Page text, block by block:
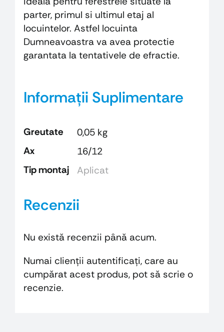
parter, primul si ultimul etaj al
locuintelor. Astfel locuinta
Dumneavoastra va avea protectie
garantata la tentativele de efractie.
Informații Suplimentare
Greutate
0,05 kg
Ax
16/12
Tip montaj
Aplicat
Recenzii
Nu există recenzii până acum.
Numai clienții autentificați, care au
cumpărat acest produs, pot să scrie o
recenzie.